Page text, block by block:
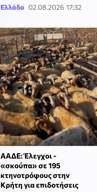
Ελλάδα 02.08.2026 17:32
ΑΑΔΕ: Έλεγχοι -
«σκούπα» σε 195
κτηνοτρόφους στην
Κρήτη για επιδοτήσεις